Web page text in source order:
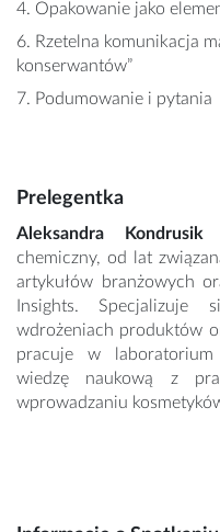
4. Opakowanie jako
6. Rzetelna komunikacja
konserwantów”
7. Podumowanie i pytania
Prelegentka
Aleksandra Kondrusik
chemiczny, od lat
artykułów branżowych
Insights. Specjalizuje
wdrożeniach produktów
pracuje w laboratorium
wiedzę naukową z
wprowadzaniu